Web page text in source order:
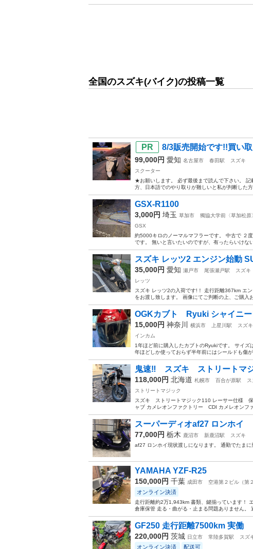
全国のスズキ(バイク)の投稿一覧
8/3販売開始です!!買い
99,000円 愛知 名古屋市 春田駅
スズキ
スクーター
★お願いします。 必ず最後まで読んで下さい。
方、日本語でのやり取りが難しいと私が判断した
GSX-R1100
3,000円 埼玉 草加市 獨協大学前〈草加松原
GSX
約5000キロのノーマルマフラーです。 中古で ２
です。 無いと言いたいのですが、有ったらいけな
スズキ レッツ2 エンジン始動
35,000円 愛知 瀬戸市 尾張瀬戸駅
スズキ
レッツ
スズキ レッツ2の入荷です!！ 走行距離367km エ
をお渡し致します。 画像にてご判断の上、ご購入
OGKカブト Ryuki シャイニ
15,000円 神奈川 横浜市 上星川駅
スズキ
インカム
1年ほど前に購入したカブトのRyukiです。 サイ
年ほどしか使っておらず半年前にはシールドも傷
鬼速‼️ スズキ ストリートマ
118,000円 北海道 札幌市 百合が原駅
ス
ストリートマジック
スズキ ストリートマジック110 レーサー仕様
ャブ カメレオンファクトリー CDI カメレオンフ
スーパーディオaf27 ロンホイ
77,000円 栃木 鹿沼市 新鹿沼駅
スズキ
af27 ロンホイ現状渡しになります。 通勤でたま
YAMAHA YZF-R25
150,000円 千葉 成田市 空港第２ビル（第
オンライン決済
走行距離約2万1,943km 書類、鍵揃っています！
倉庫保管 走る・曲がる・止まる問題ありません。
GF250 走行距離7500km 実働
220,000円 茨城 日立市 常陸多賀駅 スズ
オンライン決済 配送可